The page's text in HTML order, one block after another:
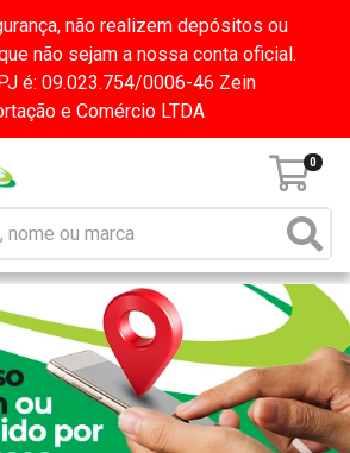
não realizem depósitos ou
não sejam a nossa conta oficial.
é: 09.023.754/0006-46 Zein
e Comércio LTDA
0